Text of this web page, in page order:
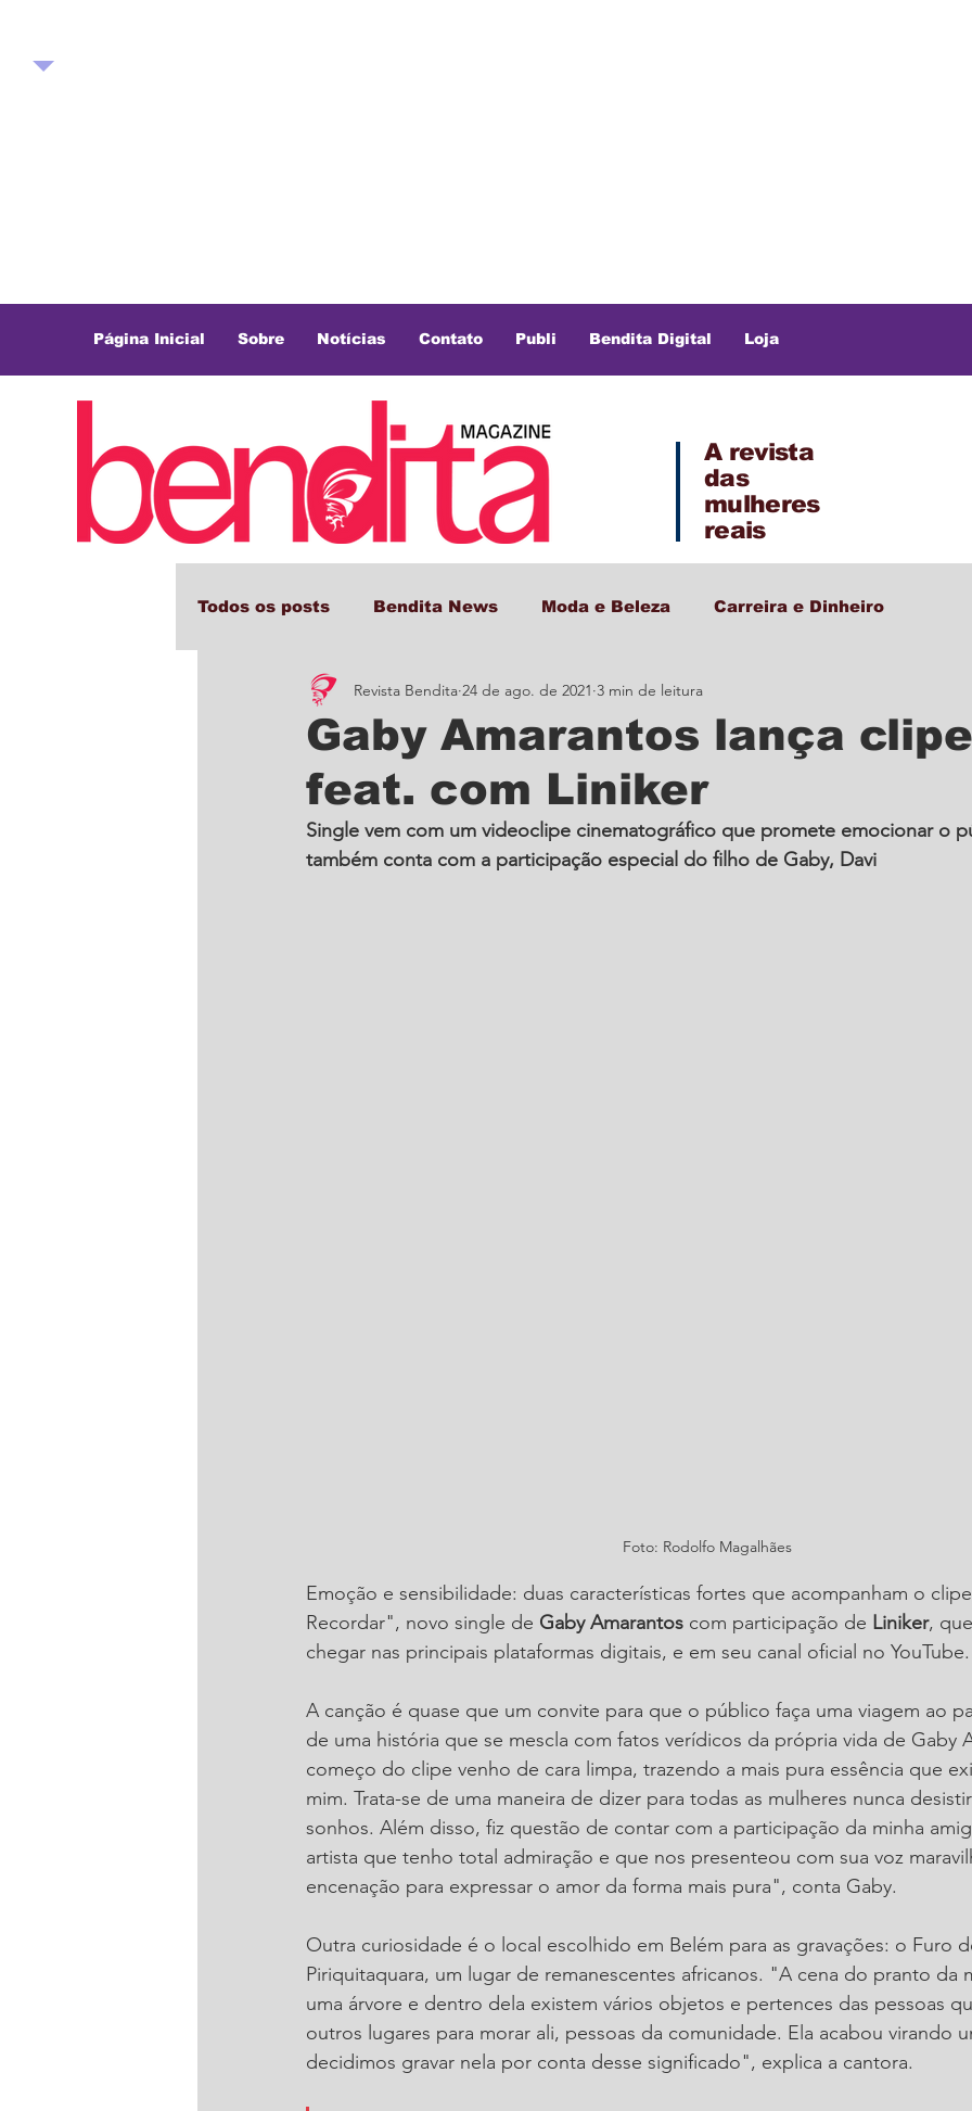
Página Inicial Sobre Notícias Contato Publi Bendita Digital Loja
A revista
das
mulheres
reais
Todos os posts Bendita News Moda e Beleza Carreira e Dinheiro
Comportamento e Cultura Decor + Gastro + Turismo
Gaby Amarantos lança
feat. com Liniker
Revista Bendita 24 de ago. de 2021 3 min de leitura
Single vem com um videoclipe cinematográfico que promete emocionar o
também conta com a participação especial do filho de Gaby, Davi
Foto: Rodolfo Magalhães
Emoção e sensibilidade: duas características fortes que acompanham o
Recordar", novo single de Gaby Amarantos com participação de Liniker,
chegar nas principais plataformas digitais, e em seu canal oficial no YouTube.
A canção é quase que um convite para que o público faça uma viagem ao
de uma história que se mescla com fatos verídicos da própria vida de Gaby
começo do clipe venho de cara limpa, trazendo a mais pura essência que
mim. Trata-se de uma maneira de dizer para todas as mulheres nunca
sonhos. Além disso, fiz questão de contar com a participação da minha
artista que tenho total admiração e que nos presenteou com sua voz
encenação para expressar o amor da forma mais pura", conta Gaby.
Outra curiosidade é o local escolhido em Belém para as gravações: o Furo
Piriquitaquara, um lugar de remanescentes africanos. "A cena do pranto da
uma árvore e dentro dela existem vários objetos e pertences das pessoas
outros lugares para morar ali, pessoas da comunidade. Ela acabou virando
decidimos gravar nela por conta desse significado", explica a cantora.